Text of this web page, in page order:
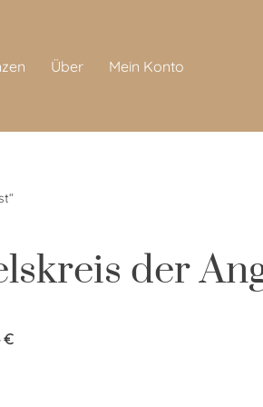
Über Mein Konto
der
€